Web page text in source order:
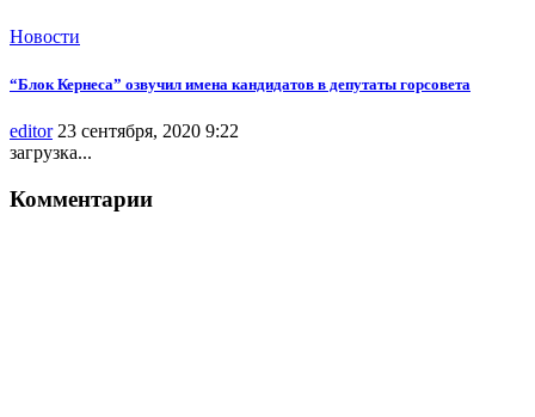
Новости
“Блок Кернеса” озвучил имена кандидатов в депутаты горсовета
editor 23 сентября, 2020 9:22
загрузка...
Комментарии